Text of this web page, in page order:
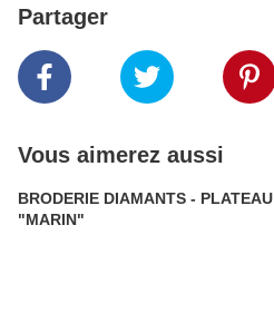
Partager
Vous aimerez aussi
BRODERIE DIAMANTS - PLATEAU
"MARIN"